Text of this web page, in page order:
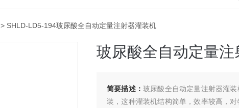
> SHLD-LD5-194玻尿酸全自动定量注射器灌装机
玻尿酸全自动定量
简要描述： 玻尿酸全自动定量注射器灌
装，这种灌装机结构简单，效率较高，